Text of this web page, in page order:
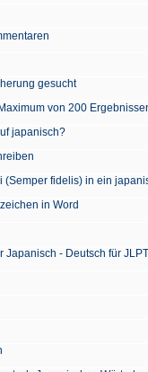
gesucht
von 200
japanisch?
(Semper fidelis) in ein
in Word
Japanisch - Deutsch für